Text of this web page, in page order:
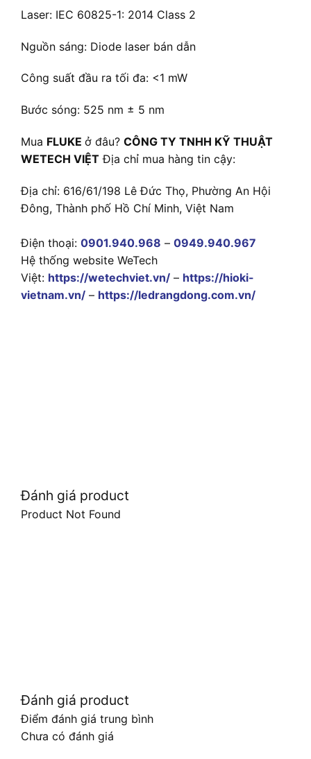
Laser: IEC 60825-1: 2014 Class 2
Nguồn sáng: Diode laser bán dẫn
Công suất đầu ra tối đa: <1 mW
Bước sóng: 525 nm ± 5 nm
Mua FLUKE ở đâu? CÔNG TY TNHH KỸ THUẬT
WETECH VIỆT Địa chỉ mua hàng tin cậy:
Địa chỉ: 616/61/198 Lê Đức Thọ, Phường An Hội
Đông, Thành phố Hồ Chí Minh, Việt Nam
Điện thoại: 0901.940.968 – 0949.940.967
Hệ thống website WeTech
Việt: https://wetechviet.vn/ – https://hioki-
vietnam.vn/ – https://ledrangdong.com.vn/
Đánh giá product
Product Not Found
Đánh giá product
Điểm đánh giá trung bình
Chưa có đánh giá